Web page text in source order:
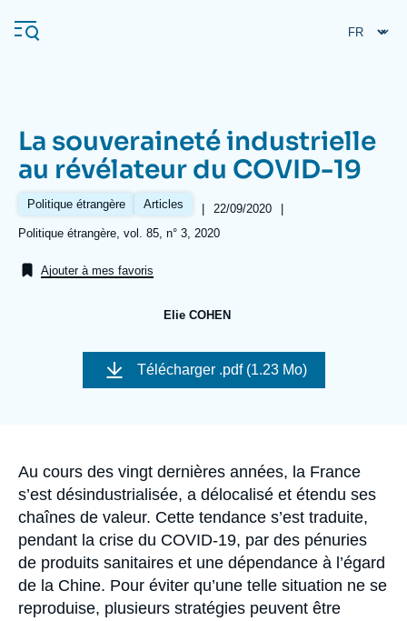
au
contenu
Navigation
principale
L'Ifri
Analyses
La souveraineté industrielle
au révélateur du COVID-19
Politique étrangère Articles |
Date
de
22/09/2020
|
Références
Politique étrangère, vol. 85, n° 3, 2020
Ajouter à mes favoris
Elie COHEN
Image
couverture
Télécharger .pdf (1.23 Mo)
Accroche
Au cours des vingt dernières années, la France
s’est désindustrialisée, a délocalisé et étendu ses
chaînes de valeur. Cette tendance s’est traduite,
pendant la crise du COVID-19, par des pénuries
de produits sanitaires et une dépendance à l’égard
de la Chine. Pour éviter qu’une telle situation ne se
reproduise, plusieurs stratégies peuvent être